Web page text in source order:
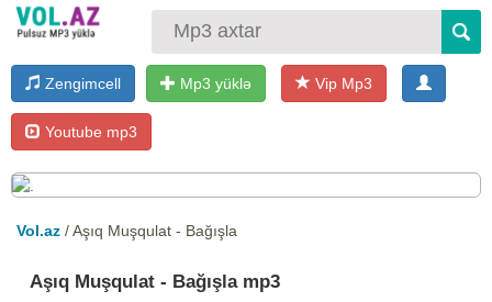
Zengimcell Mp3 yüklə Vip Mp3
Youtube mp3
Vol.az / Aşıq Muşqulat - Bağışla
Aşıq Muşqulat - Bağışla mp3